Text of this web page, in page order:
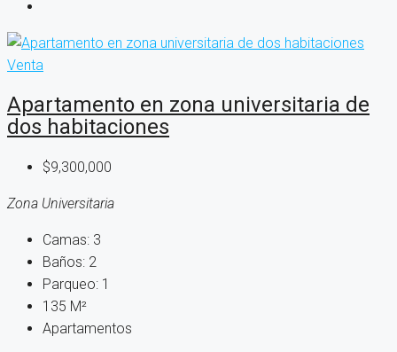
Venta
Apartamento en zona universitaria de
dos habitaciones
$9,300,000
Zona Universitaria
Camas: 3
Baños: 2
Parqueo: 1
135 M²
Apartamentos